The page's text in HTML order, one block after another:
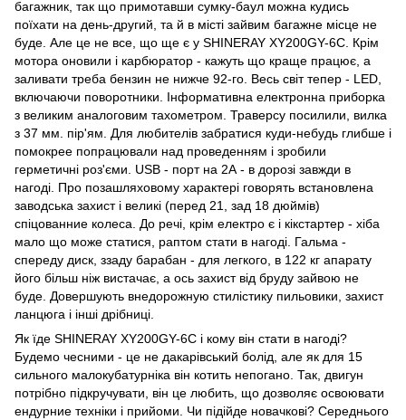
багажник, так що примотавши сумку-баул можна кудись
поїхати на день-другий, та й в місті зайвим багажне місце не
буде. Але це не все, що ще є у SHINERAY XY200GY-6C. Крім
мотора оновили і карбюратор - кажуть що краще працює, а
заливати треба бензин не нижче 92-го. Весь світ тепер - LED,
включаючи поворотники. Інформативна електронна приборка
з великим аналоговим тахометром. Траверсу посилили, вилка
з 37 мм. пір'ям. Для любителів забратися куди-небудь глибше і
помокрее попрацювали над проведенням і зробили
герметичні роз'єми. USB - порт на 2А - в дорозі завжди в
нагоді. Про позашляховому характері говорять встановлена ​​
заводська захист і великі (перед 21, зад 18 дюймів)
спіцованние колеса. До речі, крім електро є і кікстартер - хіба
мало що може статися, раптом стати в нагоді. Гальма -
спереду диск, ззаду барабан - для легкого, в 122 кг апарату
його більш ніж вистачає, а ось захист від бруду зайвою не
буде. Довершують внедорожную стилістику пильовики, захист
ланцюга і інші дрібниці.
Як їде SHINERAY XY200GY-6C і кому він стати в нагоді?
Будемо чесними - це не дакарівський болід, але як для 15
сильного малокубатурніка він котить непогано. Так, двигун
потрібно підкручувати, він це любить, що дозволяє освоювати
ендурние техніки і прийоми. Чи підійде новачкові? Середнього